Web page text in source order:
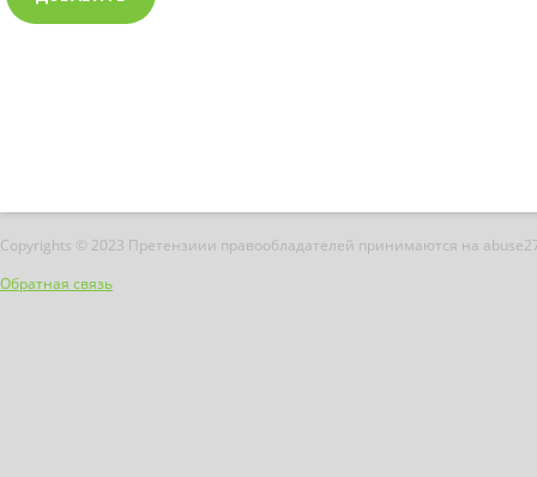
Copyrights © 2023 Претензиии правообладателей принимаются на
Обратная связь